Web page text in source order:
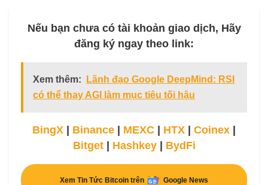
Nếu bạn chưa có tài khoản giao dịch, Hãy
đăng ký ngay theo link:
Xem thêm:
Lãnh đạo Google DeepMind: RSI
có thể thay AGI làm mục tiêu tối hậu
BingX | Binance | MEXC | HTX | Coinex |
Bitget| Hashkey| BydFi
Xem Tin Tức Bitcoin trên Google News